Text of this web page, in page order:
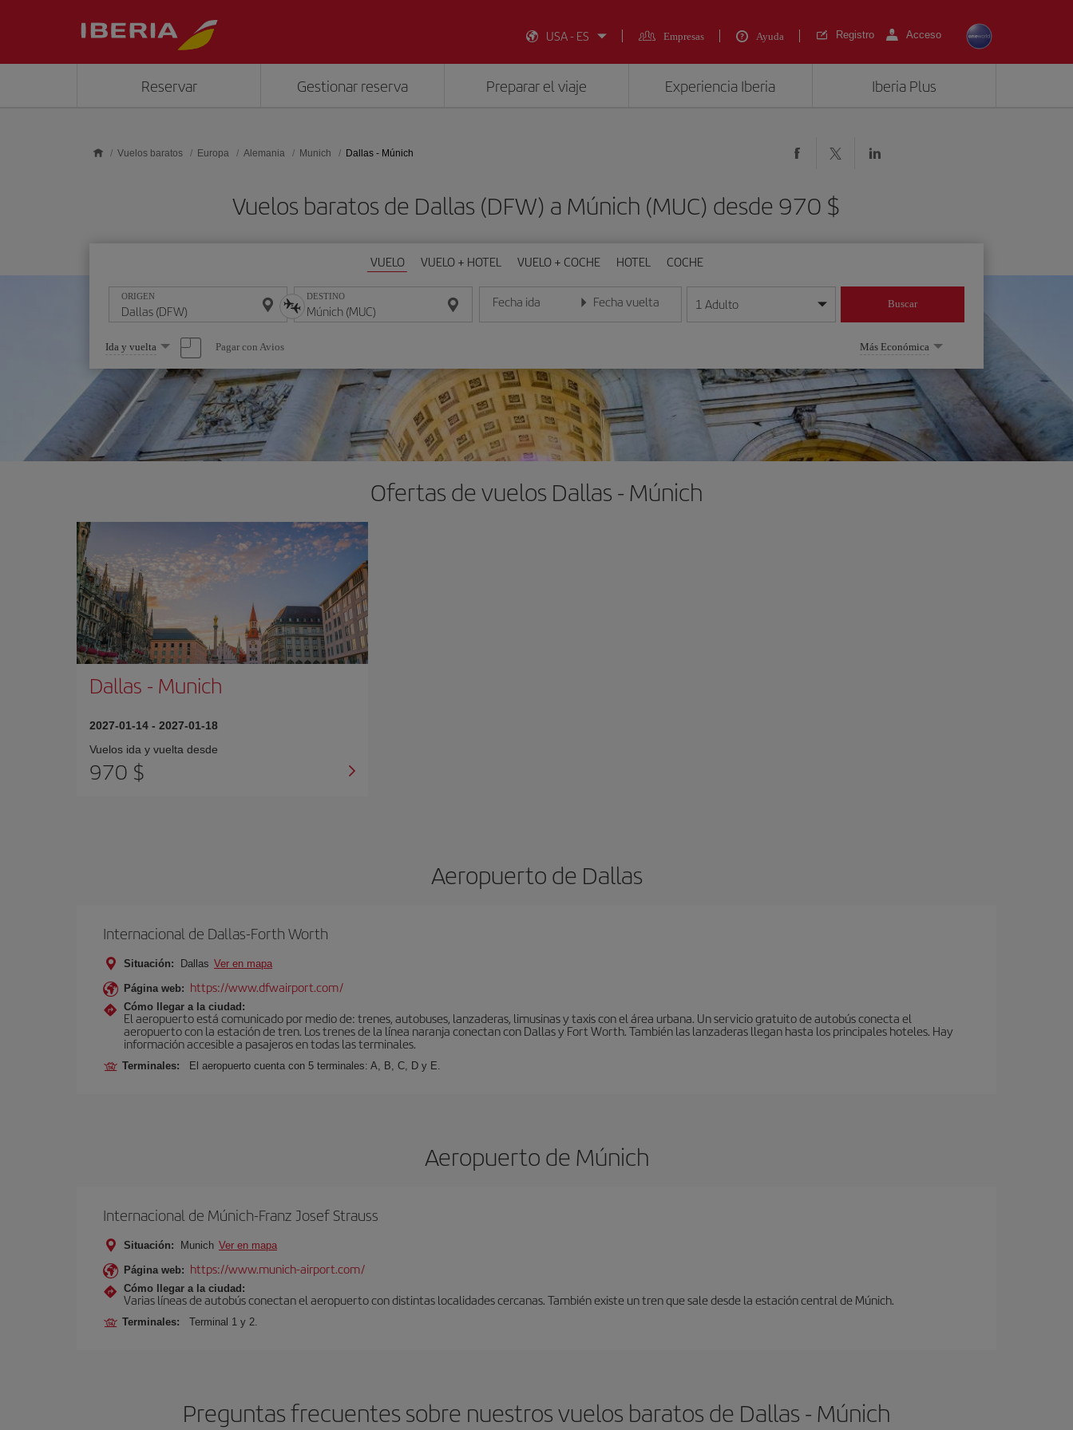
USA - ES
Empresas Ayuda Registro Acceso
Reservar Gestionar reserva Preparar el viaje Experiencia Iberia Iberia Plus
Vuelos baratos Europa Alemania Munich Dallas - Múnich
Vuelos baratos de Dallas (DFW) a Múnich (MUC) desde 970 $
VUELO VUELO + HOTEL VUELO + COCHE HOTEL COCHE
ORIGEN DESTINO Fecha ida
Introduce la fecha en formato día/mes/año
Fecha vuelta
Introduce la fecha en formato día/mes/año
1 Adulto Buscar
Seleccione
una
opción
Ida y vuelta Pagar con Avios Más Económica
Ofertas de vuelos Dallas - Múnich
Dallas - Munich
2027-01-14 - 2027-01-18
Vuelos ida y vuelta desde
970 $
Aeropuerto de Dallas
Internacional de Dallas-Forth Worth
Situación: Dallas Ver en mapa
Página web: https://www.dfwairport.com/
Cómo llegar a la ciudad:
El aeropuerto está comunicado por medio de: trenes, autobuses, lanzaderas, limusinas y taxis con el área urbana. Un servicio gratuito de autobús conecta el
aeropuerto con la estación de tren. Los trenes de la línea naranja conectan con Dallas y Fort Worth. También las lanzaderas llegan hasta los principales hoteles. Hay
información accesible a pasajeros en todas las terminales.
Terminales: El aeropuerto cuenta con 5 terminales: A, B, C, D y E.
Aeropuerto de Múnich
Internacional de Múnich-Franz Josef Strauss
Situación: Munich Ver en mapa
Página web: https://www.munich-airport.com/
Cómo llegar a la ciudad:
Varias líneas de autobús conectan el aeropuerto con distintas localidades cercanas. También existe un tren que sale desde la estación central de Múnich.
Terminales: Terminal 1 y 2.
Preguntas frecuentes sobre nuestros vuelos baratos de Dallas - Múnich